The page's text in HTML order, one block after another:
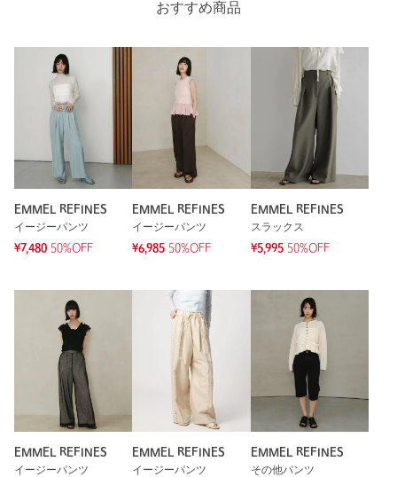
おすすめ商品
EMMEL REFINES
イージーパンツ
¥7,480 50%OFF
EMMEL REFINES
イージーパンツ
¥6,985 50%OFF
EMMEL REFINES
スラックス
¥5,995 50%OFF
EMMEL REFINES
イージーパンツ
EMMEL REFINES
イージーパンツ
EMMEL REFINES
その他パンツ